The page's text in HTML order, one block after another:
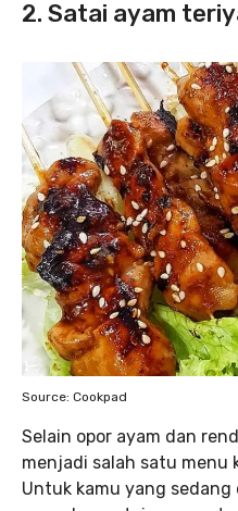
2. Satai ayam
Source: Cookpad
Selain opor ayam dan
menjadi salah satu menu
Untuk kamu yang